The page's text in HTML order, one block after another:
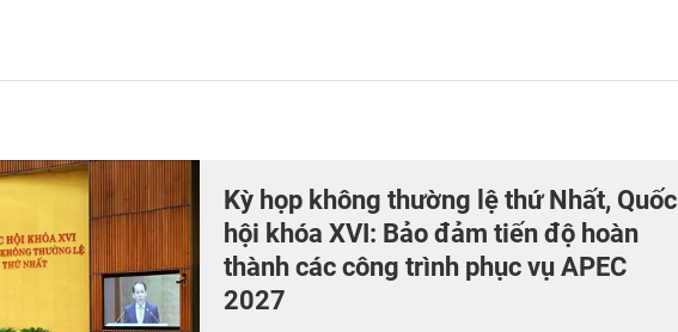
Kỳ họp không thường lệ thứ Nhất, Quốc
hội khóa XVI: Bảo đảm tiến độ hoàn
thành các công trình phục vụ APEC
2027